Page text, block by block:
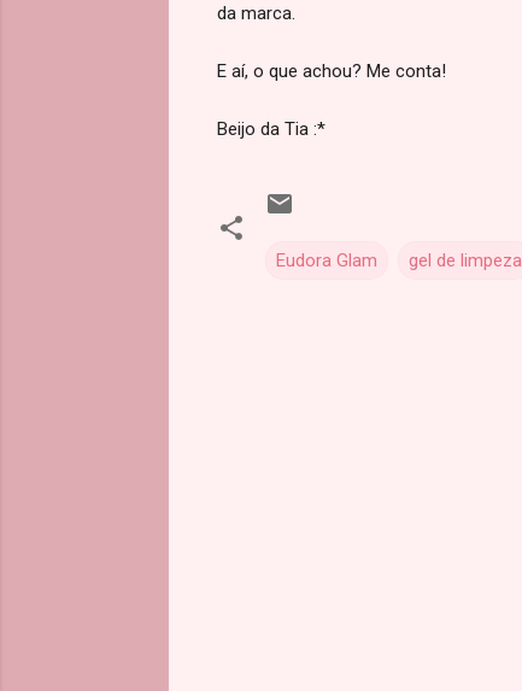
da marca.
E aí, o que achou? Me conta!
Beijo da Tia :*
Eudora Glam gel de limpeza